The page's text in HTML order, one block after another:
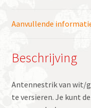
Aanvullende
Beschrijving
Antennestrik van wit/
te versieren. Je kunt